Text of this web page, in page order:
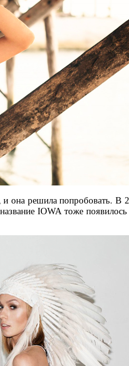
она решила попробовать. В
IOWA тоже